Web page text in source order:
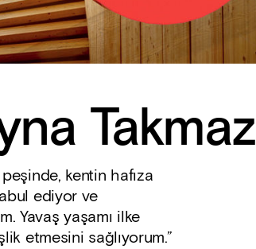
Takmaz
kentin hafıza
ediyor ve
Yavaş yaşamı ilke
etmesini sağlıyorum.”